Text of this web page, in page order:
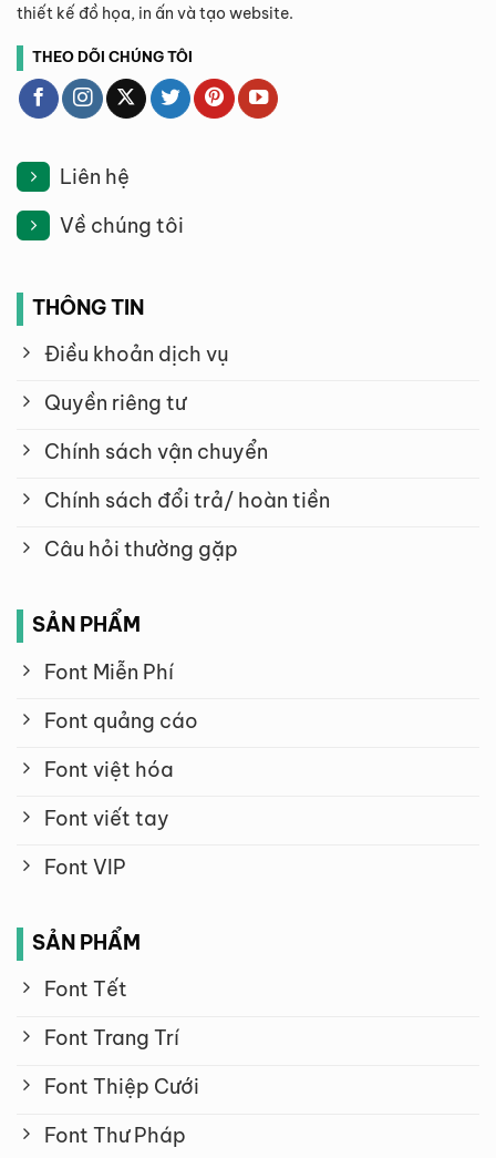
thiết kế đồ họa, in ấn và tạo website.
THEO DÕI CHÚNG TÔI
Liên hệ
Về chúng tôi
THÔNG TIN
Điều khoản dịch vụ
Quyền riêng tư
Chính sách vận chuyển
Chính sách đổi trả/ hoàn tiền
Câu hỏi thường gặp
SẢN PHẨM
Font Miễn Phí
Font quảng cáo
Font việt hóa
Font viết tay
Font VIP
SẢN PHẨM
Font Tết
Font Trang Trí
Font Thiệp Cưới
Font Thư Pháp